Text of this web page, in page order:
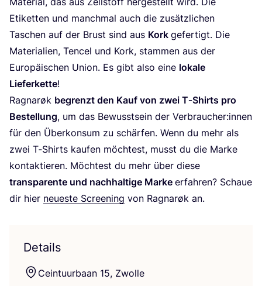
Eti­ket­ten und manch­mal auch die zusätz­li­chen
Taschen auf der Brust sind aus Kork gefer­tigt. Die
Mate­ria­li­en, Ten­cel und Kork, stam­men aus der
Euro­päi­schen Uni­on. Es gibt also eine loka­le
Lie­fer­ket­te!
Rag­narøk begrenzt den Kauf von zwei T‑Shirts pro
Bestel­lung, um das Bewusst­sein der Verbraucher:innen
für den Über­kon­sum zu schär­fen. Wenn du mehr als
zwei T‑Shirts kau­fen möch­test, musst du die Mar­ke
kon­tak­tie­ren. Möch­test du mehr über die­se
trans­pa­ren­te und nach­hal­ti­ge Mar­ke erfah­ren? Schaue
dir hier neu­es­te Scree­ning von Rag­narøk an.
Details
Ceintu­ur­ba­an 15, Zwolle